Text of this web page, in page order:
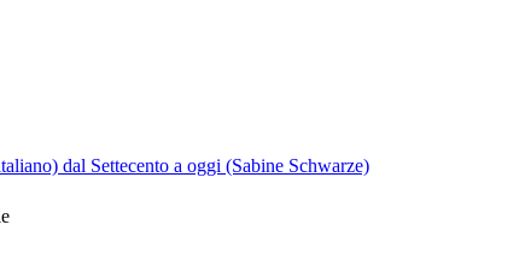
dal Settecento a oggi (Sabine Schwarze)